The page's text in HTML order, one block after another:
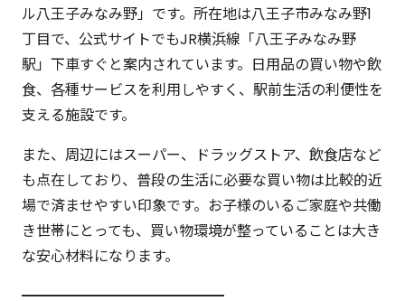
ル八王子みなみ野」です。所在地は八王子市みなみ野1
丁目で、公式サイトでもJR横浜線「八王子みなみ野
駅」下車すぐと案内されています。日用品の買い物や飲
食、各種サービスを利用しやすく、駅前生活の利便性を
支える施設です。
また、周辺にはスーパー、ドラッグストア、飲食店など
も点在しており、普段の生活に必要な買い物は比較的近
場で済ませやすい印象です。お子様のいるご家庭や共働
き世帯にとっても、買い物環境が整っていることは大き
な安心材料になります。
━━━━━━━━━━━━━━